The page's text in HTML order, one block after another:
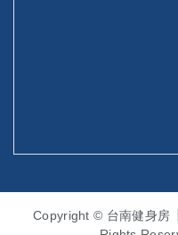
Copyright © 台南健身房